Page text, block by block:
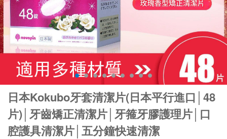
日本Kokubo牙套清潔片(日本平行進口│48
片)│牙齒矯正清潔片│牙箍牙膠護理片│口
腔護具清潔片│五分鐘快速清潔